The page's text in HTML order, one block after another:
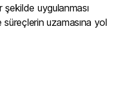
uygulanması
uzamasına yol